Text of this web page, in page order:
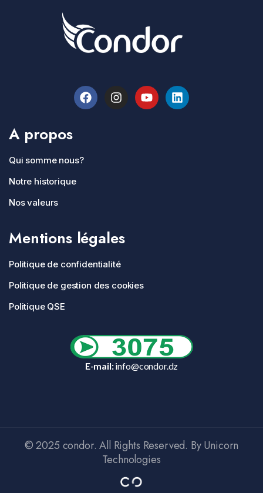
A propos
Qui somme nous?
Notre historique
Nos valeurs
Mentions légales
Politique de confidentialité
Politique de gestion des cookies
Politique QSE
E-mail:info@condor.dz
© 2025 condor. All Rights Reserved. By Unicorn
Technologies